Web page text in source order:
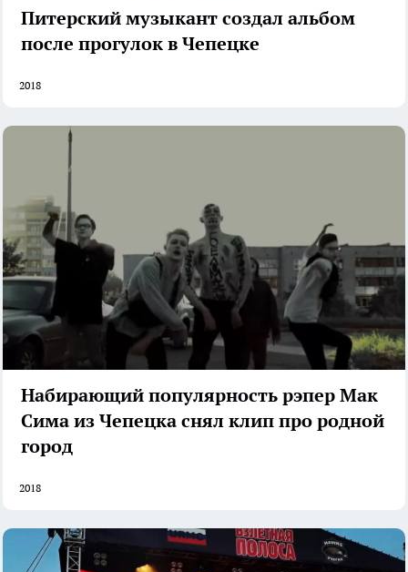
Питерский музыкант создал альбом
после прогулок в Чепецке
2018
Набирающий популярность рэпер Мак
Сима из Чепецка снял клип про родной
город
2018